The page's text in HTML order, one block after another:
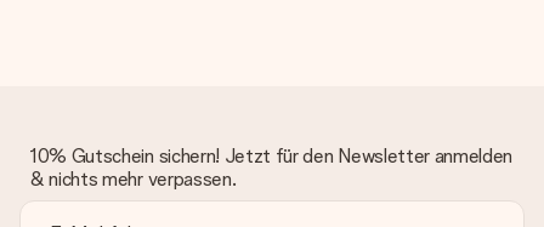
10% Gutschein sichern! Jetzt für den Newsletter anmelden
& nichts mehr verpassen.